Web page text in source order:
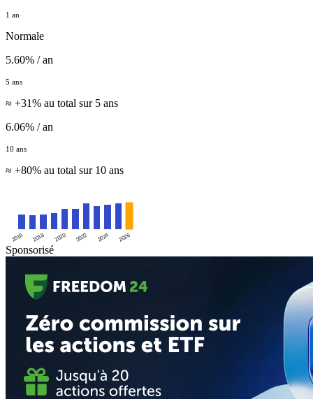
1 an
Normale
5.60% / an
5 ans
≈ +31% au total sur 5 ans
6.06% / an
10 ans
≈ +80% au total sur 10 ans
2016 2018 2020 2022 2024 2026
Sponsorisé